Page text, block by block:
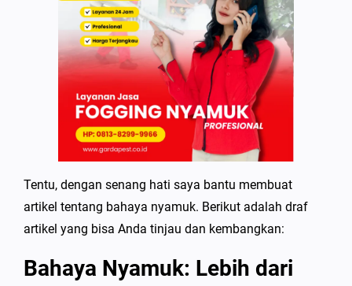
Tentu, dengan senang hati saya bantu membuat
artikel tentang bahaya nyamuk. Berikut adalah draf
artikel yang bisa Anda tinjau dan kembangkan:
Bahaya Nyamuk: Lebih dari